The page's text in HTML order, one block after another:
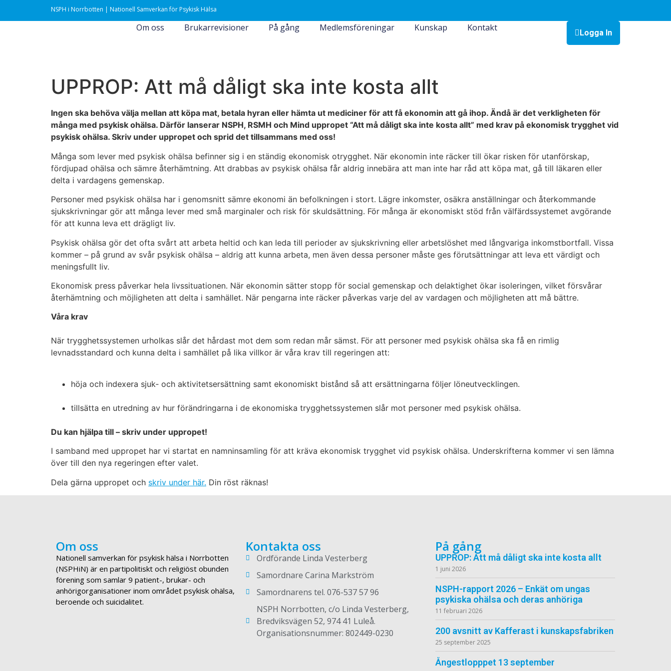
NSPH i Norrbotten | Nationell Samverkan för Psykisk Hälsa
Om oss Brukarrevisioner På gång Medlemsföreningar Kunskap Kontakt Logga In
UPPROP: Att må dåligt ska inte kosta allt
Ingen ska behöva välja mellan att köpa mat, betala hyran eller hämta ut mediciner för att få ekonomin att gå ihop. Ändå är det verkligheten för
många med psykisk ohälsa. Därför lanserar NSPH, RSMH och Mind uppropet “Att må dåligt ska inte kosta allt” med krav på ekonomisk trygghet vid
psykisk ohälsa. Skriv under uppropet och sprid det tillsammans med oss!
Många som lever med psykisk ohälsa befinner sig i en ständig ekonomisk otrygghet. När ekonomin inte räcker till ökar risken för utanförskap,
fördjupad ohälsa och sämre återhämtning. Att drabbas av psykisk ohälsa får aldrig innebära att man inte har råd att köpa mat, gå till läkaren eller
delta i vardagens gemenskap.
Personer med psykisk ohälsa har i genomsnitt sämre ekonomi än befolkningen i stort. Lägre inkomster, osäkra anställningar och återkommande
sjukskrivningar gör att många lever med små marginaler och risk för skuldsättning. För många är ekonomiskt stöd från välfärdssystemet avgörande
för att kunna leva ett drägligt liv.
Psykisk ohälsa gör det ofta svårt att arbeta heltid och kan leda till perioder av sjukskrivning eller arbetslöshet med långvariga inkomstbortfall. Vissa
kommer – på grund av svår psykisk ohälsa – aldrig att kunna arbeta, men även dessa personer måste ges förutsättningar att leva ett värdigt och
meningsfullt liv.
Ekonomisk press påverkar hela livssituationen. När ekonomin sätter stopp för social gemenskap och delaktighet ökar isoleringen, vilket försvårar
återhämtning och möjligheten att delta i samhället. När pengarna inte räcker påverkas varje del av vardagen och möjligheten att må bättre.
Våra krav
När trygghetssystemen urholkas slår det hårdast mot dem som redan mår sämst. För att personer med psykisk ohälsa ska få en rimlig
levnadsstandard och kunna delta i samhället på lika villkor är våra krav till regeringen att:
höja och indexera sjuk‑ och aktivitetsersättning samt ekonomiskt bistånd så att ersättningarna följer löneutvecklingen.
tillsätta en utredning av hur förändringarna i de ekonomiska trygghetssystemen slår mot personer med psykisk ohälsa.
Du kan hjälpa till – skriv under uppropet!
I samband med uppropet har vi startat en namninsamling för att kräva ekonomisk trygghet vid psykisk ohälsa. Underskrifterna kommer vi sen lämna
över till den nya regeringen efter valet.
Dela gärna uppropet och skriv under här. Din röst räknas!
Om oss
Nationell samverkan för psykisk hälsa i Norrbotten
(NSPHiN) är en partipolitiskt och religiöst obunden
förening som samlar 9 patient-, brukar- och
anhörigorganisationer inom området psykisk ohälsa,
beroende och suicidalitet.
Kontakta oss
Ordförande Linda Vesterberg
Samordnare Carina Markström
Samordnarens tel. 076-537 57 96
NSPH Norrbotten, c/o Linda Vesterberg,
Bredviksvägen 52, 974 41 Luleå.
Organisationsnummer: 802449-0230
På gång
UPPROP: Att må dåligt ska inte kosta allt
1 juni 2026
NSPH-rapport 2026 – Enkät om ungas
psykiska ohälsa och deras anhöriga
11 februari 2026
200 avsnitt av Kafferast i kunskapsfabriken
25 september 2025
Ångestlopppet 13 september